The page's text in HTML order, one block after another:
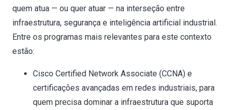
quem atua — ou quer atuar — na interseção entre
infraestrutura, segurança e inteligência artificial industrial.
Entre os programas mais relevantes para este contexto
estão:
Cisco Certified Network Associate (CCNA) e
certificações avançadas em redes industriais, para
quem precisa dominar a infraestrutura que suporta